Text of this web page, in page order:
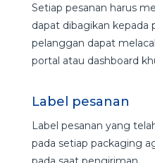
Setiap pesanan harus
dapat dibagikan kepada
pelanggan dapat
portal atau dashboard
Label pesanan
Label pesanan yang
pada setiap packaging